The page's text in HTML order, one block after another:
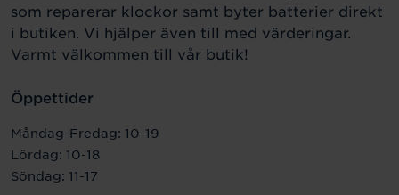
som reparerar klockor samt byter batterier direkt
i butiken. Vi hjälper även till med värderingar.
Varmt välkommen till vår butik!
Öppettider
Måndag-Fredag: 10-19
Lördag: 10-18
Söndag: 11-17